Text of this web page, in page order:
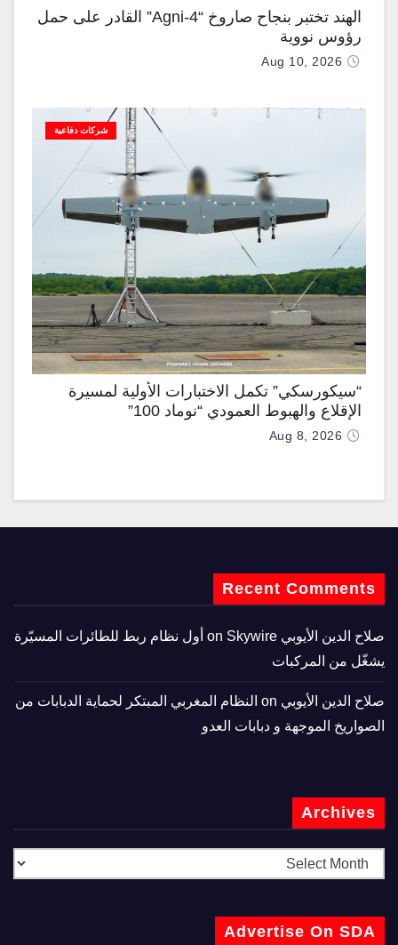
الهند تختبر بنجاح صاروخ “Agni-4” القادر على حمل
رؤوس نووية
Aug 10, 2026
شركات دفاعية
“سيكورسكي” تكمل الاختبارات الأولية لمسيرة
الإقلاع والهبوط العمودي “نوماد 100”
Aug 8, 2026
Recent Comments
صلاح الدين الأيوبي
Skywire أول نظام ربط للطائرات المسيّرة
يشغّل من المركبات
صلاح الدين الأيوبي
النظام المغربي المبتكر لحماية الدبابات من
الصواريخ الموجهة و دبابات العدو
Archives
Advertise On SDA